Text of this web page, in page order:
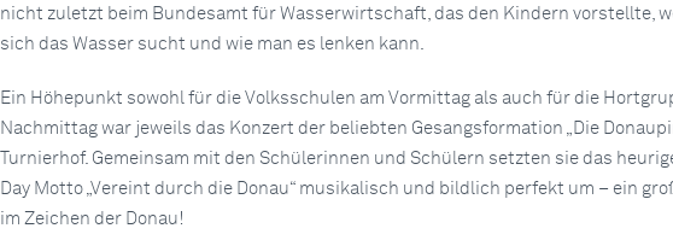
nicht zuletzt beim Bundesamt für Wasserwirtschaft, das den Kindern vorstellte,
sich das Wasser sucht und wie man es lenken kann.
Ein Höhepunkt sowohl für die Volksschulen am Vormittag als auch für die
Nachmittag war jeweils das Konzert der beliebten Gesangsformation „Die
Turnierhof. Gemeinsam mit den Schülerinnen und Schülern setzten sie das
Day Motto „Vereint durch die Donau“ musikalisch und bildlich perfekt um – ein
im Zeichen der Donau!